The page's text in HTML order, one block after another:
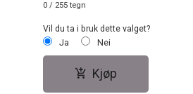
0 / 255 tegn
Vil du ta i bruk dette valget?
Ja
Nei
Kjøp